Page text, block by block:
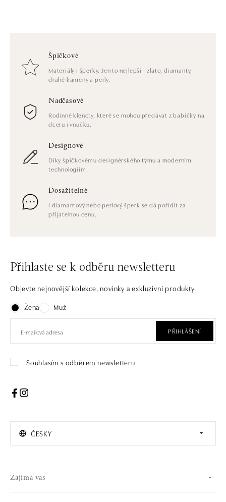
Špičkové
Materiály i šperky. Jen to nejlepší - zlato, diamanty,
drahé kameny a perly.
Nadčasové
Rodinné klenoty, které se mohou předávat z babičky na
dceru i vnučku.
Designové
Díky špičkovému designérského týmu a moderním
technologiím.
Dosažitelné
I diamantový nebo perlový šperk se dá pořídit za
přijatelnou cenu.
Přihlaste se k odběru newsletteru
Objevte nejnovější kolekce, novinky a exkluzivní produkty.
Žena
Muž
PŘIHLÁŠENÍ
Souhlasím s odběrem newsletteru
ČESKY
Zajímá vás